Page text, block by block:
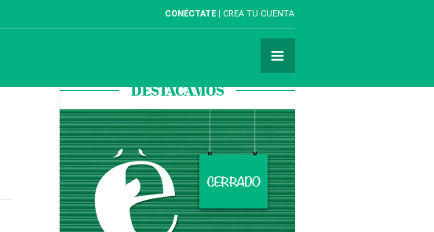
CONÉCTATE CREA TU CUENTA
DESTACAMOS